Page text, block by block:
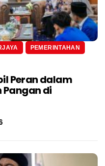
PEMERINTAHAN
Peran dalam
di